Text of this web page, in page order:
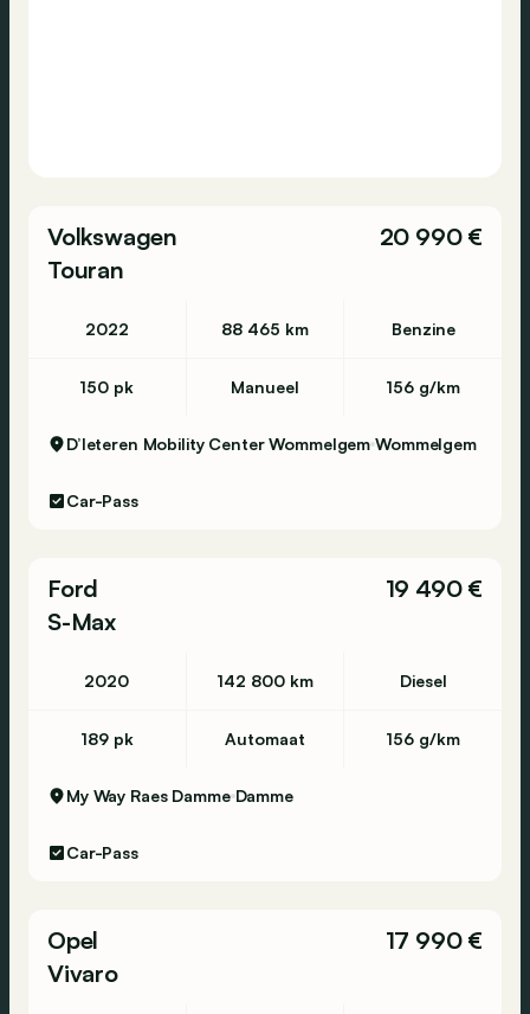
Volkswagen
Touran
20 990 €
2022 88 465 km Benzine
150 pk Manueel 156 g/km
D’Ieteren Mobility Center Wommelgem Wommelgem
Car-Pass
Ford
S-Max
19 490 €
2020 142 800 km Diesel
189 pk Automaat 156 g/km
My Way Raes Damme Damme
Car-Pass
Opel
Vivaro
17 990 €